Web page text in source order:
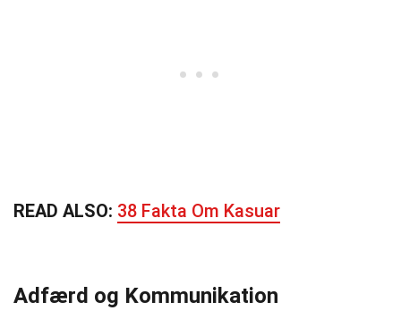
READ ALSO: 38 Fakta Om Kasuar
Adfærd og Kommunikation